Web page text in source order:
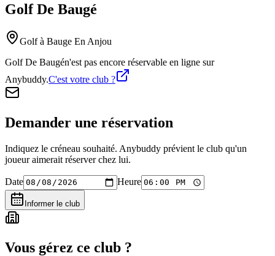
Golf De Baugé
Golfà Bauge En Anjou
Golf De Baugén'est pas encore réservable en ligne sur
Anybuddy.C'est votre club ?
Demander une réservation
Indiquez le créneau souhaité. Anybuddy prévient le club qu'un
joueur aimerait réserver chez lui.
Date Heure
Informer le club
Vous gérez ce club ?